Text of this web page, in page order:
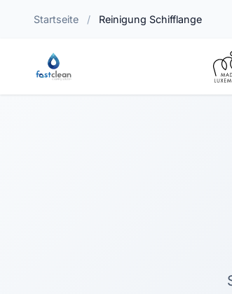
Startseite / Reinigung Schifflange